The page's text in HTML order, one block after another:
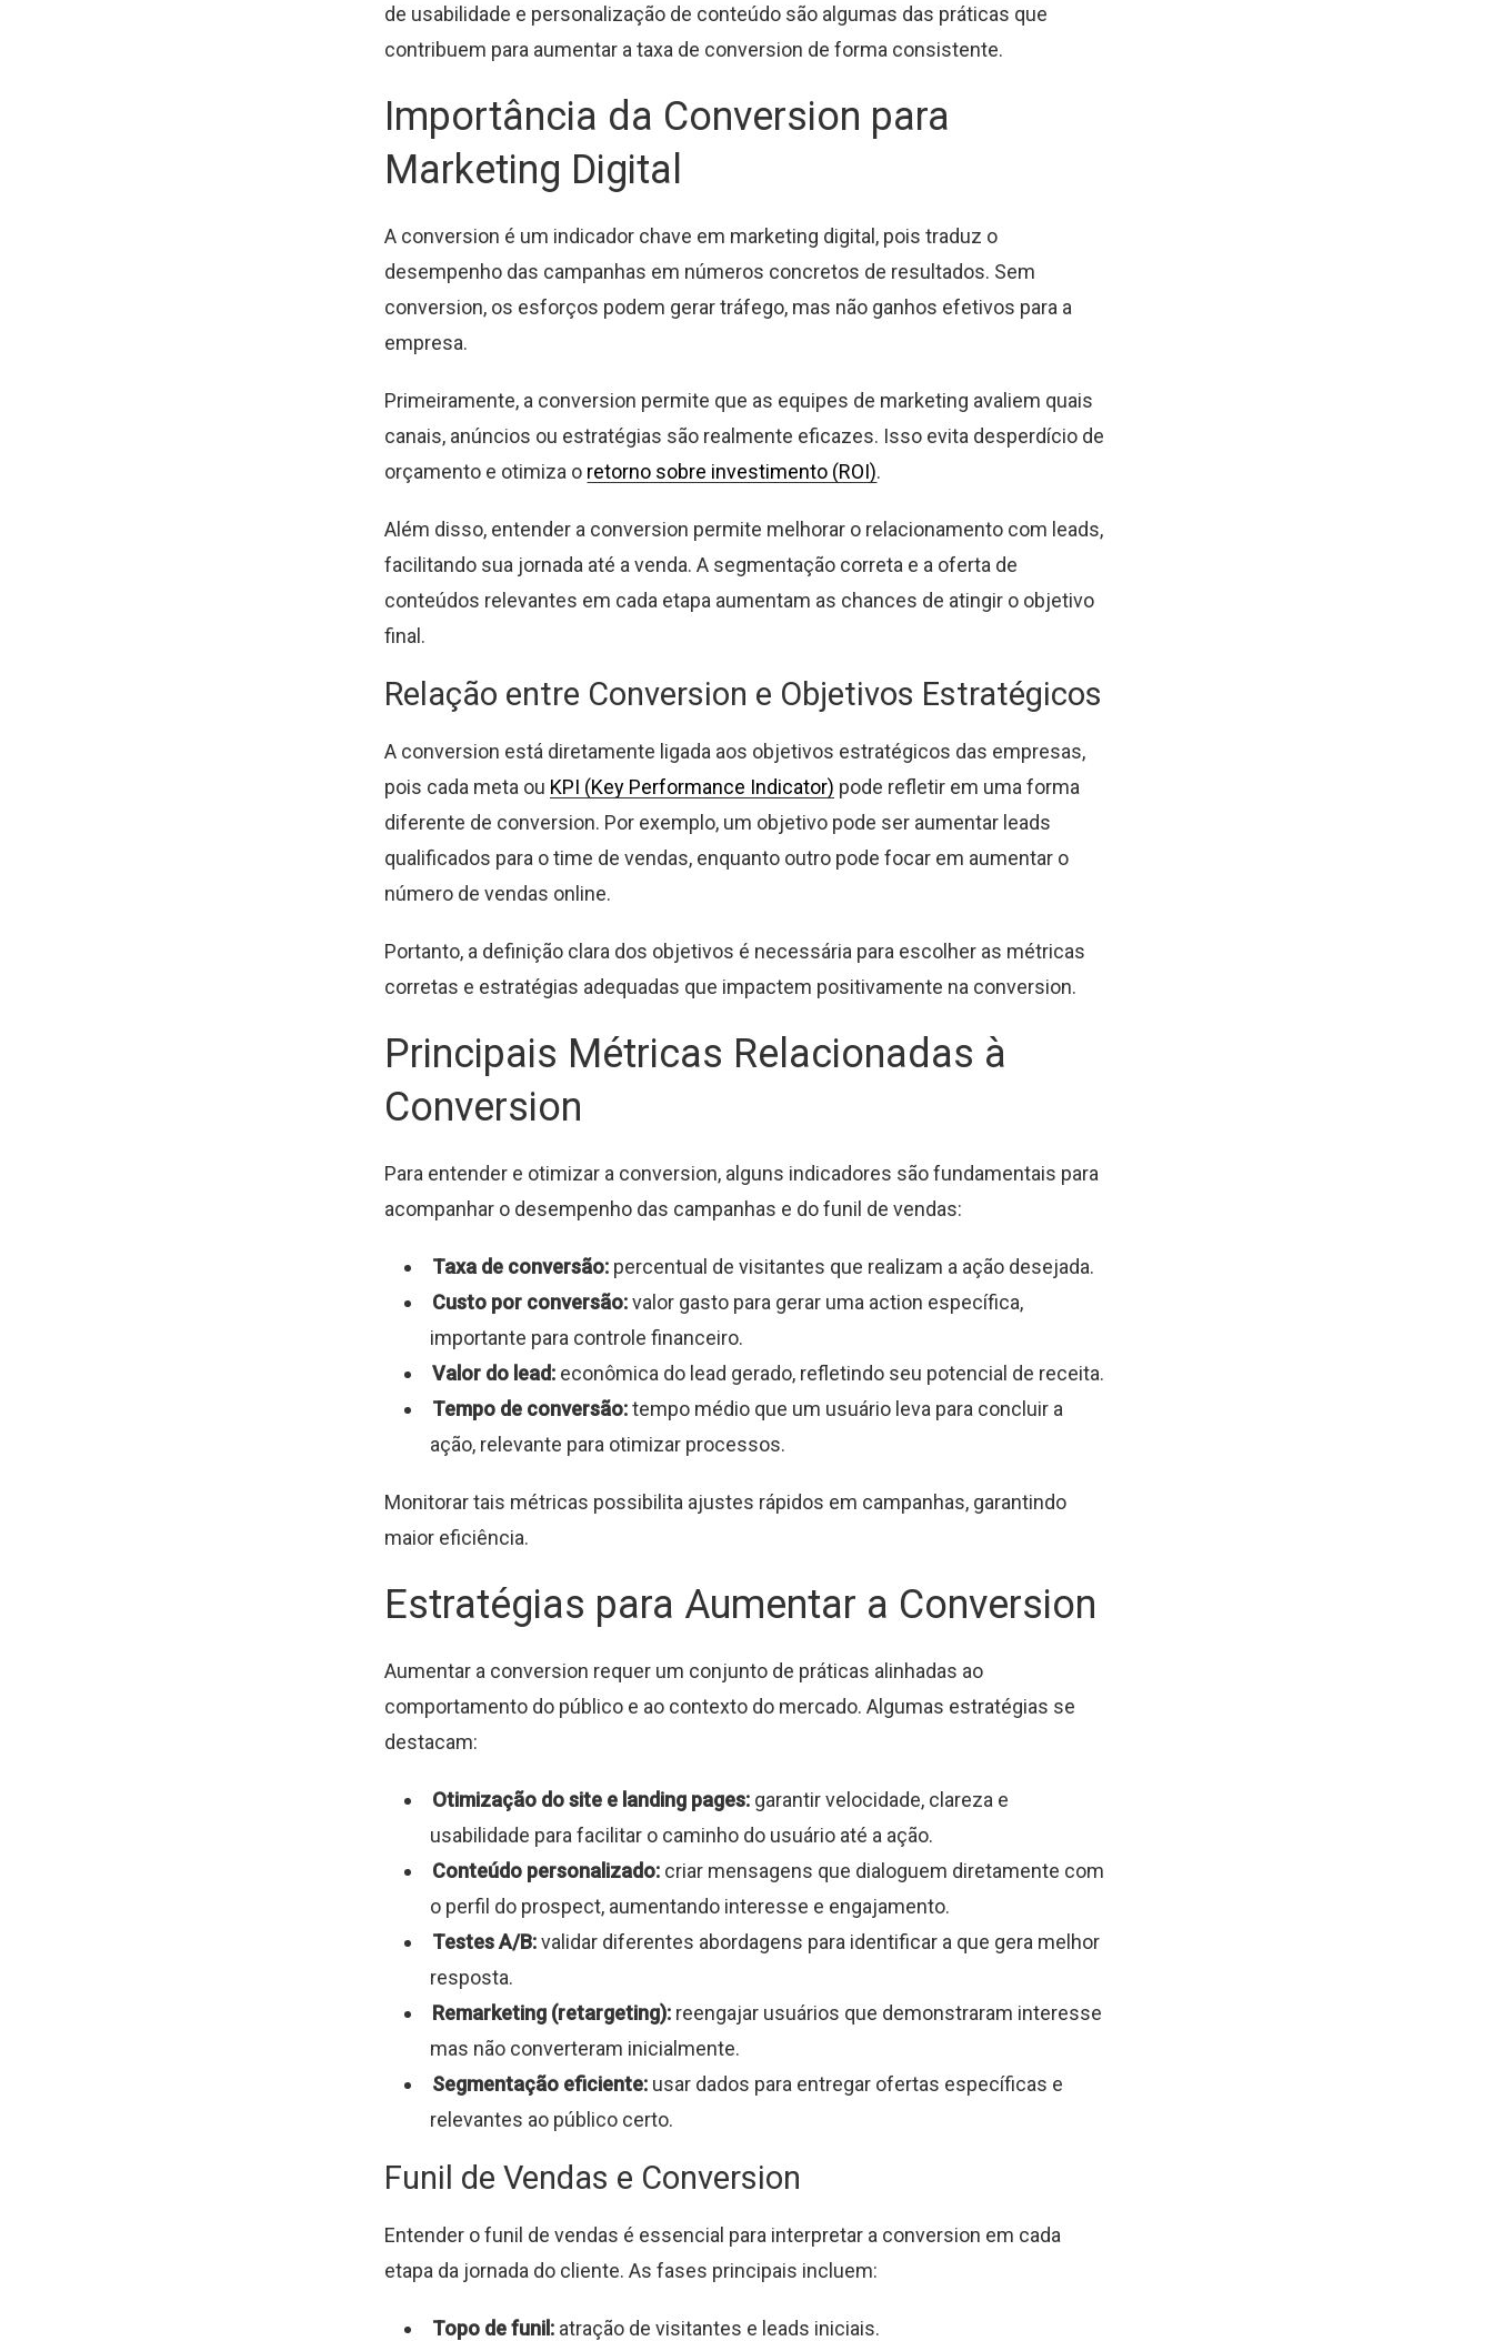
de usabilidade e personalização de conteúdo são algumas das práticas que
contribuem para aumentar a taxa de conversion de forma consistente.
Importância da Conversion para
Marketing Digital
A conversion é um indicador chave em marketing digital, pois traduz o
desempenho das campanhas em números concretos de resultados. Sem
conversion, os esforços podem gerar tráfego, mas não ganhos efetivos para a
empresa.
Primeiramente, a conversion permite que as equipes de marketing avaliem quais
canais, anúncios ou estratégias são realmente eficazes. Isso evita desperdício de
orçamento e otimiza o retorno sobre investimento (ROI).
Além disso, entender a conversion permite melhorar o relacionamento com leads,
facilitando sua jornada até a venda. A segmentação correta e a oferta de
conteúdos relevantes em cada etapa aumentam as chances de atingir o objetivo
final.
Relação entre Conversion e Objetivos Estratégicos
A conversion está diretamente ligada aos objetivos estratégicos das empresas,
pois cada meta ou KPI (Key Performance Indicator) pode refletir em uma forma
diferente de conversion. Por exemplo, um objetivo pode ser aumentar leads
qualificados para o time de vendas, enquanto outro pode focar em aumentar o
número de vendas online.
Portanto, a definição clara dos objetivos é necessária para escolher as métricas
corretas e estratégias adequadas que impactem positivamente na conversion.
Principais Métricas Relacionadas à
Conversion
Para entender e otimizar a conversion, alguns indicadores são fundamentais para
acompanhar o desempenho das campanhas e do funil de vendas:
Taxa de conversão: percentual de visitantes que realizam a ação desejada.
Custo por conversão:valor gasto para gerar uma action específica,
importante para controle financeiro.
Valor do lead: econômica do lead gerado, refletindo seu potencial de receita.
Tempo de conversão:tempo médio que um usuário leva para concluir a
ação, relevante para otimizar processos.
Monitorar tais métricas possibilita ajustes rápidos em campanhas, garantindo
maior eficiência.
Estratégias para Aumentar a Conversion
Aumentar a conversion requer um conjunto de práticas alinhadas ao
comportamento do público e ao contexto do mercado. Algumas estratégias se
destacam:
Otimização do site e landing pages: garantir velocidade, clareza e
usabilidade para facilitar o caminho do usuário até a ação.
Conteúdo personalizado: criar mensagens que dialoguem diretamente com
o perfil do prospect, aumentando interesse e engajamento.
Testes A/B:validar diferentes abordagens para identificar a que gera melhor
resposta.
Remarketing (retargeting): reengajar usuários que demonstraram interesse
mas não converteram inicialmente.
Segmentação eficiente: usar dados para entregar ofertas específicas e
relevantes ao público certo.
Funil de Vendas e Conversion
Entender o funil de vendas é essencial para interpretar a conversion em cada
etapa da jornada do cliente. As fases principais incluem:
Topo de funil: atração de visitantes e leads iniciais.